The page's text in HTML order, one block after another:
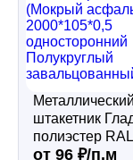
Кровля
Металлический
штакетник
полиэстер
(Мокрый
от 96 ₽/п.м